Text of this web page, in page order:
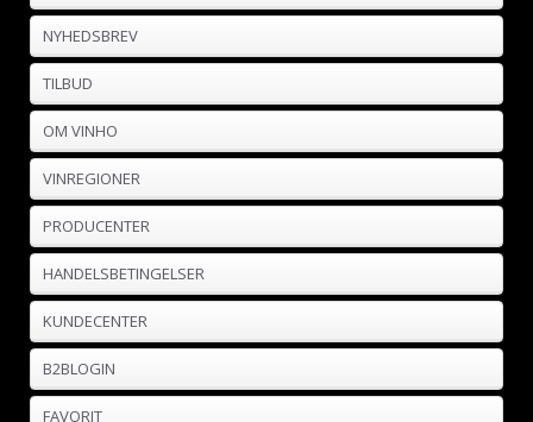
NYHEDSBREV
TILBUD
OM VINHO
VINREGIONER
PRODUCENTER
HANDELSBETINGELSER
KUNDECENTER
B2BLOGIN
FAVORIT